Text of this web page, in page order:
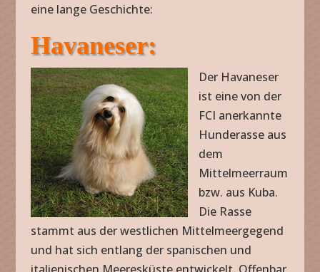
eine lange Geschichte:
Havaneser:
Der Havaneser
ist eine von der
FCI anerkannte
Hunderasse aus
dem
Mittelmeerraum
bzw. aus Kuba.
Die Rasse
stammt aus der westlichen Mittelmeergegend
und hat sich entlang der spanischen und